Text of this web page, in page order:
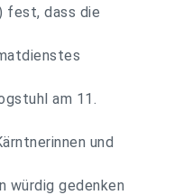
fest, dass die
am 11.
und
würdig gedenken